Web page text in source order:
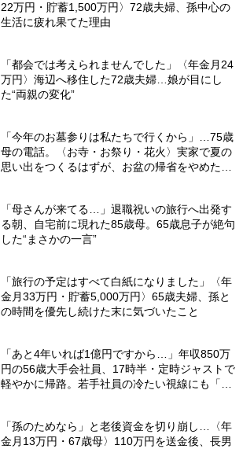
22万円・貯蓄1,500万円〉72歳夫婦、孫中心の
生活に疲れ果てた理由
「都会では考えられませんでした」〈年金月24
万円〉海辺へ移住した72歳夫婦…娘が目にし
た“両親の変化”
「今年のお墓参りは私たちで行くから」…75歳
母の電話。〈お寺・お祭り・花火〉実家で夏の
思い出をつくるはずが、お盆の帰省をやめた理
「母さんが来てる…」退職祝いの旅行へ出発す
る朝、自宅前に現れた85歳母。65歳息子が絶句
した“まさかの一言”
「旅行の予定はすべて白紙になりました」〈年
金月33万円・貯蓄5,000万円〉65歳夫婦、孫と
の時間を優先し続けた末に気づいたこと
「あと4年いれば1億円ですから…」年収850万
円の56歳大手会社員、17時半・定時ジャストで
軽やかに帰路。若手社員の冷たい視線にも「だ
「孫のためなら」と老後資金を切り崩し…〈年
金月13万円・67歳母〉110万円を送金後、長男